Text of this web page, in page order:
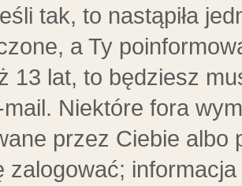
tak, to nastąpiła
a Ty
13 lat, to będziesz
Niektóre fora
przez Ciebie albo
zalogować;